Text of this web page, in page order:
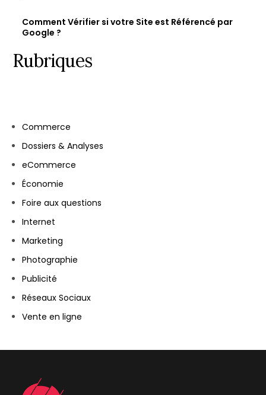
Comment Vérifier si votre Site est Référencé par
Google ?
Rubriques
Commerce
Dossiers & Analyses
eCommerce
Économie
Foire aux questions
Internet
Marketing
Photographie
Publicité
Réseaux Sociaux
Vente en ligne